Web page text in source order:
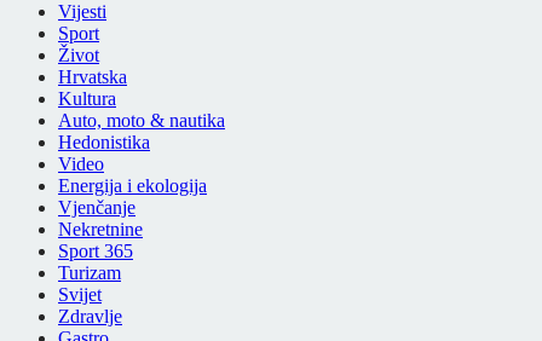
Vijesti
Sport
Život
Hrvatska
Kultura
Auto, moto & nautika
Hedonistika
Video
Energija i ekologija
Vjenčanje
Nekretnine
Sport 365
Turizam
Svijet
Zdravlje